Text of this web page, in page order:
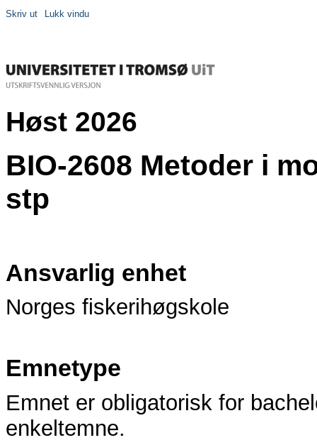
Skriv ut Lukk vindu
Høst 2026
BIO-2608 Metoder i
stp
Ansvarlig enhet
Norges fiskerihøgskole
Emnetype
Emnet er obligatorisk for
enkeltemne.